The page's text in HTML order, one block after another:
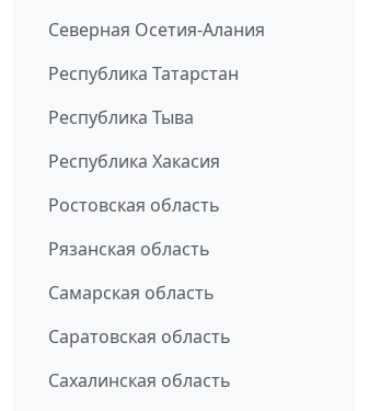
Северная Осетия-Алания
Республика Татарстан
Республика Тыва
Республика Хакасия
Ростовская область
Рязанская область
Самарская область
Саратовская область
Сахалинская область